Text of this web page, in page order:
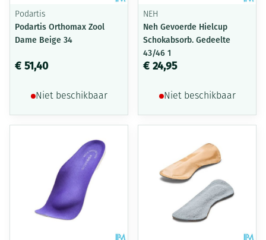
Podartis
Podartis Orthomax Zool
Dame Beige 34
€ 51,40
Niet beschikbaar
NEH
Neh Gevoerde Hielcup
Schokabsorb. Gedeelte
43/46 1
€ 24,95
Niet beschikbaar